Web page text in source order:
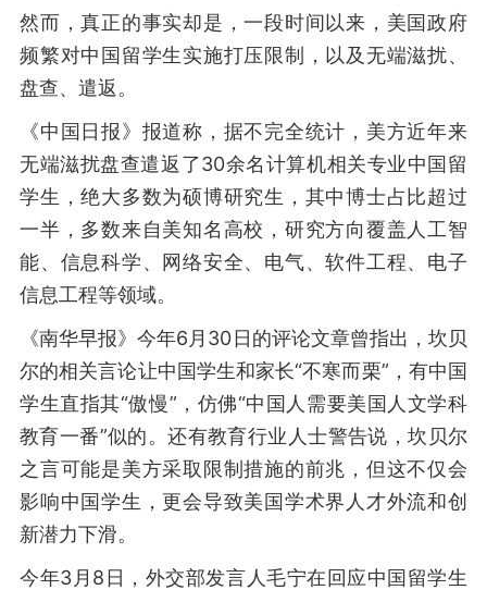
然而，真正的事实却是，一段时间以来，美国政府
频繁对中国留学生实施打压限制，以及无端滋扰、
盘查、遣返。
《中国日报》报道称，据不完全统计，美方近年来
无端滋扰盘查遣返了30余名计算机相关专业中国留
学生，绝大多数为硕博研究生，其中博士占比超过
一半，多数来自美知名高校，研究方向覆盖人工智
能、信息科学、网络安全、电气、软件工程、电子
信息工程等领域。
《南华早报》今年6月30日的评论文章曾指出，坎贝
尔的相关言论让中国学生和家长“不寒而栗”，有中国
学生直指其“傲慢”，仿佛“中国人需要美国人文学科
教育一番”似的。还有教育行业人士警告说，坎贝尔
之言可能是美方采取限制措施的前兆，但这不仅会
影响中国学生，更会导致美国学术界人才外流和创
新潜力下滑。
今年3月8日，外交部发言人毛宁在回应中国留学生